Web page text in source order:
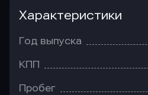
Характеристики
Год выпуска
КПП
Пробег